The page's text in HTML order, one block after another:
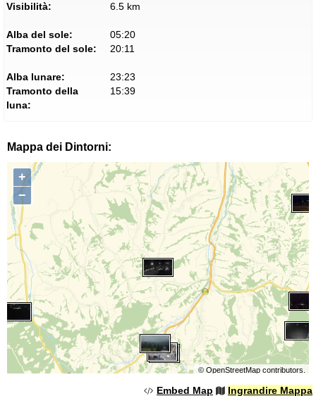
Visibilità:
6.5 km
Alba del sole:
05:20
Tramonto del sole:
20:11
Alba lunare:
23:23
Tramonto della
luna:
15:39
Mappa dei Dintorni:
+
−
© OpenStreetMapcontributors.
Embed Map Ingrandire Mappa